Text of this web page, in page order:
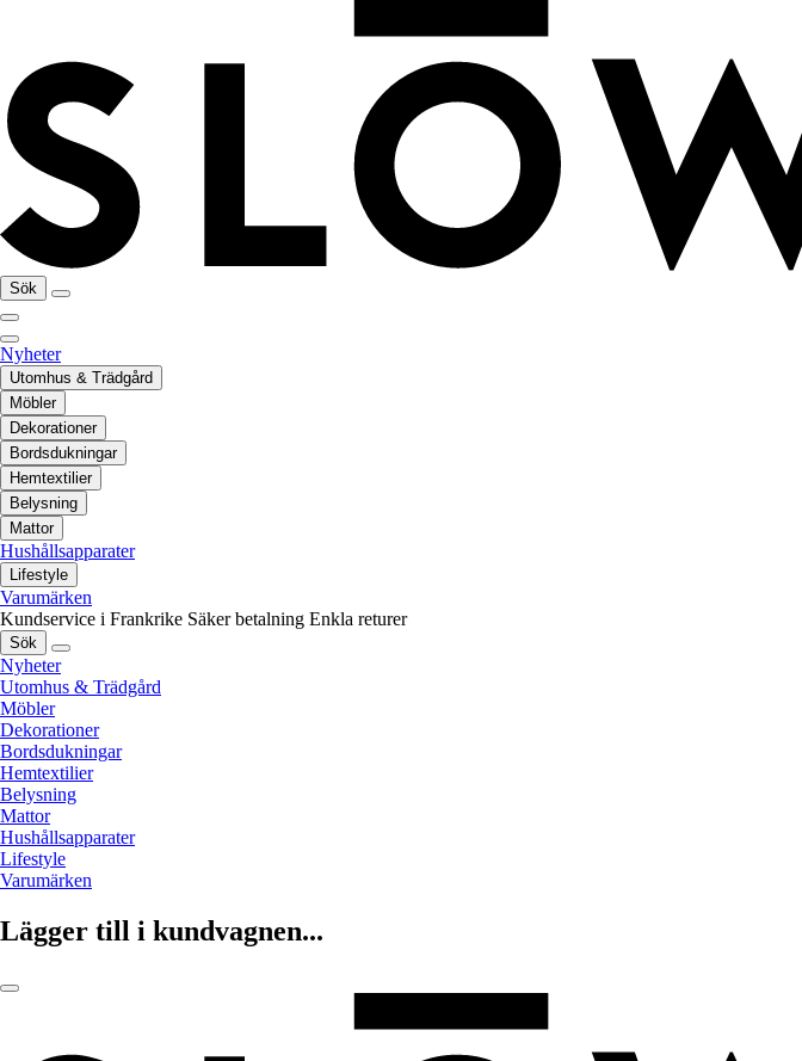
Sök
Nyheter
Utomhus & Trädgård
Möbler
Dekorationer
Bordsdukningar
Hemtextilier
Belysning
Mattor
Hushållsapparater
Lifestyle
Varumärken
Kundservice i Frankrike Säker betalning Enkla returer
Sök
Nyheter
Utomhus & Trädgård
Möbler
Dekorationer
Bordsdukningar
Hemtextilier
Belysning
Mattor
Hushållsapparater
Lifestyle
Varumärken
Lägger till i kundvagnen...